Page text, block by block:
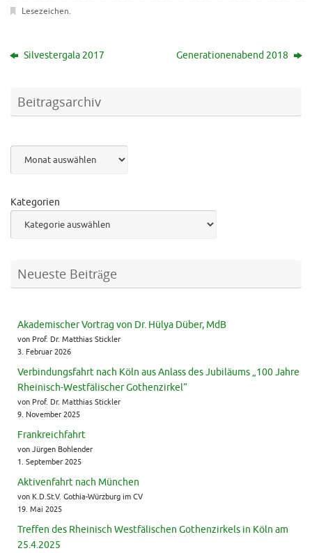
Lesezeichen.
Silvestergala 2017 Generationenabend 2018
Beitragsarchiv
Kategorien
Neueste Beiträge
Akademischer Vortrag von Dr. Hülya Düber, MdB
von Prof. Dr. Matthias Stickler
3. Februar 2026
Verbindungsfahrt nach Köln aus Anlass des Jubiläums „100 Jahre
Rheinisch-Westfälischer Gothenzirkel“
von Prof. Dr. Matthias Stickler
9. November 2025
Frankreichfahrt
von Jürgen Bohlender
1. September 2025
Aktivenfahrt nach München
von K.D.St.V. Gothia-Würzburg im CV
19. Mai 2025
Treffen des Rheinisch Westfälischen Gothenzirkels in Köln am
25.4.2025